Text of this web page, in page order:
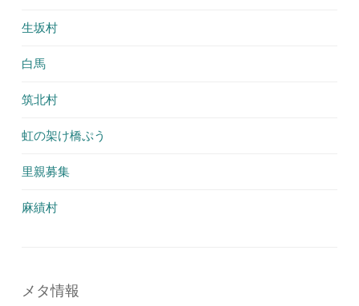
生坂村
白馬
筑北村
虹の架け橋ぷう
里親募集
麻績村
メタ情報